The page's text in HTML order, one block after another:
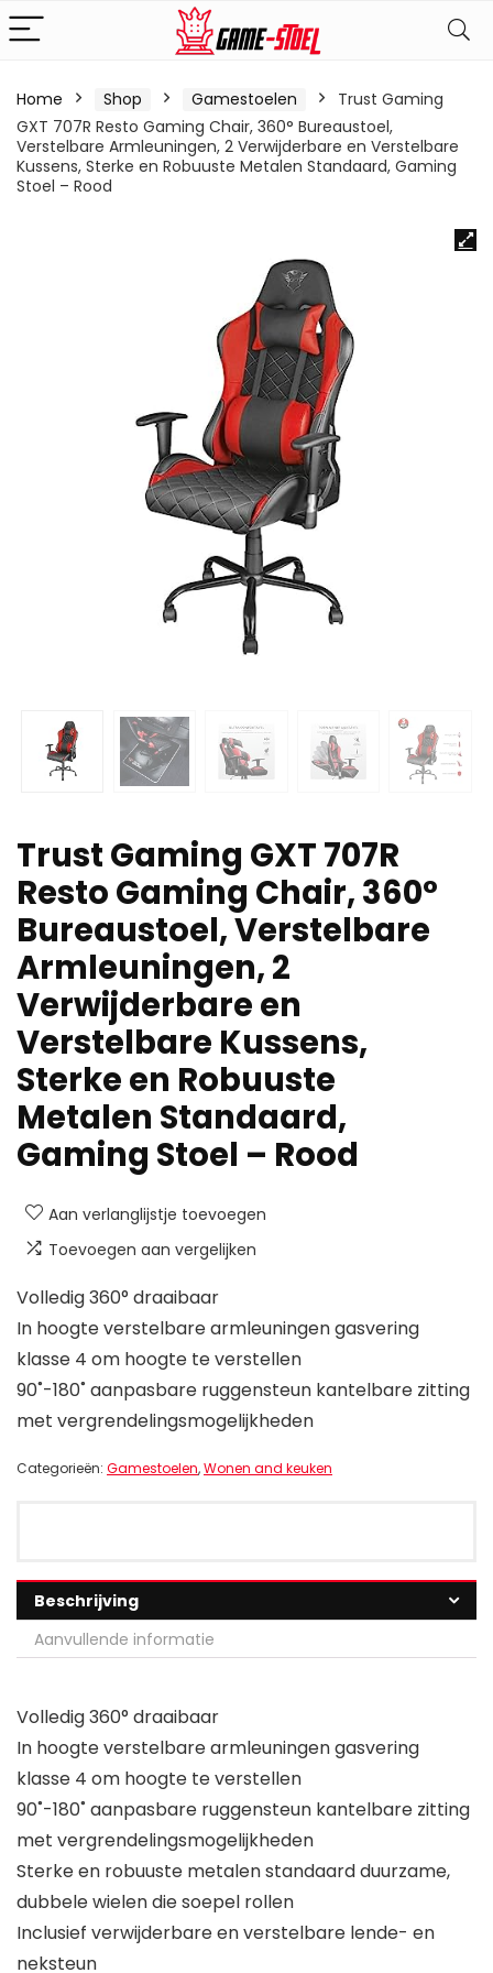
Home Shop Gamestoelen
Trust Gaming
GXT 707R Resto Gaming Chair, 360° Bureaustoel,
Verstelbare Armleuningen, 2 Verwijderbare en Verstelbare
Kussens, Sterke en Robuuste Metalen Standaard, Gaming
Stoel – Rood
Trust Gaming GXT 707R
Resto Gaming Chair, 360°
Bureaustoel, Verstelbare
Armleuningen, 2
Verwijderbare en
Verstelbare Kussens,
Sterke en Robuuste
Metalen Standaard,
Gaming Stoel – Rood
Aan verlanglijstje toevoegen
Toevoegen aan vergelijken
Volledig 360° draaibaar
In hoogte verstelbare armleuningen gasvering
klasse 4 om hoogte te verstellen
90˚-180˚ aanpasbare ruggensteun kantelbare zitting
met vergrendelingsmogelijkheden
Categorieën: Gamestoelen,Wonen and keuken
Beschrijving
Aanvullende informatie
Volledig 360° draaibaar
In hoogte verstelbare armleuningen gasvering
klasse 4 om hoogte te verstellen
90˚-180˚ aanpasbare ruggensteun kantelbare zitting
met vergrendelingsmogelijkheden
Sterke en robuuste metalen standaard duurzame,
dubbele wielen die soepel rollen
Inclusief verwijderbare en verstelbare lende- en
neksteun